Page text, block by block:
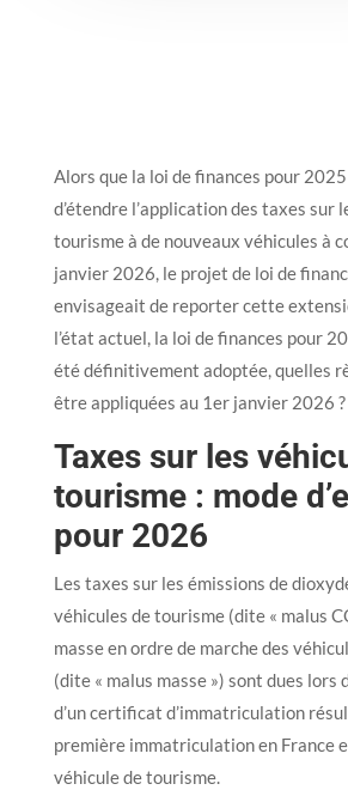
Alors que la loi de finances pour
d’étendre l’application des taxes sur
tourisme à de nouveaux véhicules à
janvier 2026, le projet de loi de
envisageait de reporter cette
l’état actuel, la loi de finances pour
été définitivement adoptée, quelles
être appliquées au 1er janvier 2026 ?
Taxes sur les
tourisme : mode
pour 2026
Les taxes sur les émissions de
véhicules de tourisme (dite « malus
masse en ordre de marche des
(dite « malus masse ») sont dues lors
d’un certificat d’immatriculation
première immatriculation en France
véhicule de tourisme.